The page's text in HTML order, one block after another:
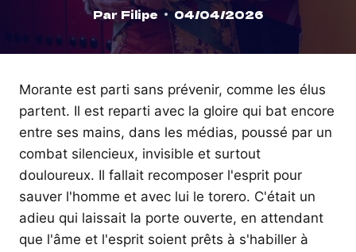
Par Filipe 04/04/2026
Morante est parti sans prévenir, comme les élus
partent. Il est reparti avec la gloire qui bat encore
entre ses mains, dans les médias, poussé par un
combat silencieux, invisible et surtout
douloureux. Il fallait recomposer l'esprit pour
sauver l'homme et avec lui le torero. C'était un
adieu qui laissait la porte ouverte, en attendant
que l'âme et l'esprit soient prêts à s'habiller à